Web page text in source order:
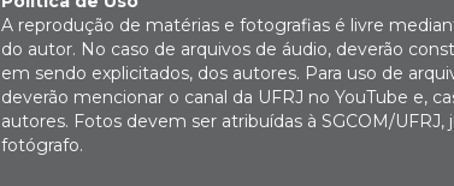
A reprodução de matérias e fotografias é livre
do autor. No caso de arquivos de áudio, deverão
em sendo explicitados, dos autores. Para uso de
deverão mencionar o canal da UFRJ no YouTube e,
autores. Fotos devem ser atribuídas à SGCOM/
fotógrafo.